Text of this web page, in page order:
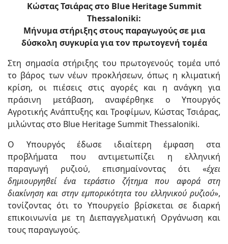
Κώστας Τσιάρας στο Blue Heritage Summit
Thessaloniki:
Μήνυμα στήριξης στους παραγωγούς σε μια
δύσκολη συγκυρία για τον πρωτογενή τομέα
Στη σημασία στήριξης του πρωτογενούς τομέα υπό
το βάρος των νέων προκλήσεων, όπως η κλιματική
κρίση, οι πιέσεις στις αγορές και η ανάγκη για
πράσινη μετάβαση, αναφέρθηκε ο Υπουργός
Αγροτικής Ανάπτυξης και Τροφίμων, Κώστας Τσιάρας,
μιλώντας στο Blue Heritage Summit Thessaloniki.
Ο Υπουργός έδωσε ιδιαίτερη έμφαση στα
προβλήματα που αντιμετωπίζει η ελληνική
παραγωγή ρυζιού, επισημαίνοντας ότι «έχει
δημιουργηθεί ένα τεράστιο ζήτημα που αφορά στη
διακίνηση και στην εμπορικότητα του ελληνικού ρυζιού»,
τονίζοντας ότι το Υπουργείο βρίσκεται σε διαρκή
επικοινωνία με τη Διεπαγγελματική Οργάνωση και
τους παραγωγούς.